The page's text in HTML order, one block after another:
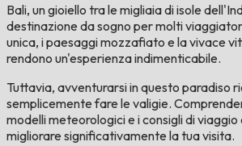
Bali, un gioiello tra le migliaia di isole
destinazione da sogno per molti
unica, i paesaggi mozzafiato e la vivace
rendono un'esperienza indimenticabile.
Tuttavia, avventurarsi in questo paradiso
semplicemente fare le valigie.
modelli meteorologici e i consigli di viaggio
migliorare significativamente la tua visita.